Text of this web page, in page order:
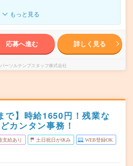
もっと見る
応募へ進む 詳しく見る
パーソルテンプスタッフ株式会社
で】時給1650円！残業な
カンタン事務！
支給あり 土日祝日が休み WEB登録OK